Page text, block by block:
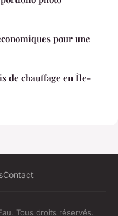
pour une
de chauffage en Île-
Contact
Tous droits réservés.